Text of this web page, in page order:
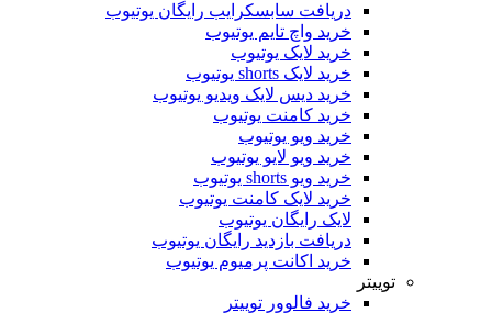
دریافت سابسکرایب رایگان یوتیوب
خرید واچ تایم یوتیوب
خرید لایک یوتیوب
خرید لایک shorts یوتیوب
خرید دیس لایک ویدیو یوتیوب
خرید کامنت یوتیوب
خرید ویو یوتیوب
خرید ویو لایو یوتیوب
خرید ویو shorts یوتیوب
خرید لایک کامنت یوتیوب
لایک رایگان یوتیوب
دریافت بازدید رایگان یوتیوب
خرید اکانت پرمیوم یوتیوب
توییتر
خرید فالوور توییتر